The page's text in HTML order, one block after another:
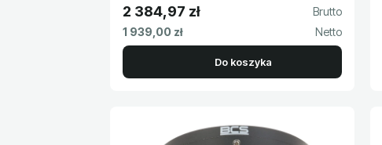
Cena brutto
2 384,97 zł
Cena netto
1 939,00 zł
Do koszyka